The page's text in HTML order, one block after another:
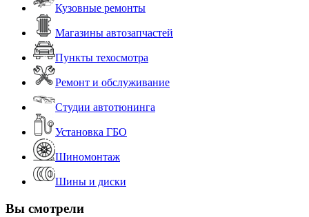
Кузовные ремонты
Магазины автозапчастей
Пункты техосмотра
Ремонт и обслуживание
Студии автотюнинга
Установка ГБО
Шиномонтаж
Шины и диски
Вы смотрели